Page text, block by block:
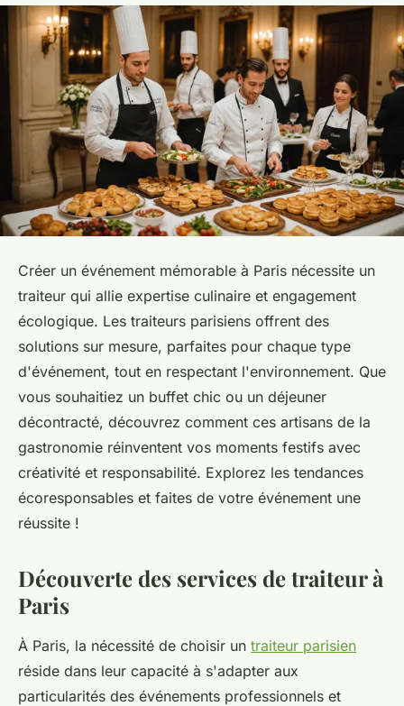
Créer un événement mémorable à Paris nécessite un
traiteur qui allie expertise culinaire et engagement
écologique. Les traiteurs parisiens offrent des
solutions sur mesure, parfaites pour chaque type
d'événement, tout en respectant l'environnement. Que
vous souhaitiez un buffet chic ou un déjeuner
décontracté, découvrez comment ces artisans de la
gastronomie réinventent vos moments festifs avec
créativité et responsabilité. Explorez les tendances
écoresponsables et faites de votre événement une
réussite !
Découverte des services de traiteur à
Paris
À Paris, la nécessité de choisir un traiteur parisien
réside dans leur capacité à s'adapter aux
particularités des événements professionnels et